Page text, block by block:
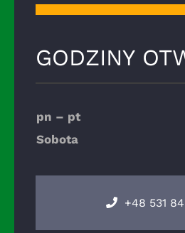
GODZINY
pn – pt
Sobota
+48 531